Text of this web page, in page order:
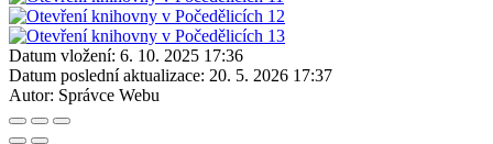
Datum vložení: 6. 10. 2025 17:36
Datum poslední aktualizace: 20. 5. 2026 17:37
Autor: Správce Webu